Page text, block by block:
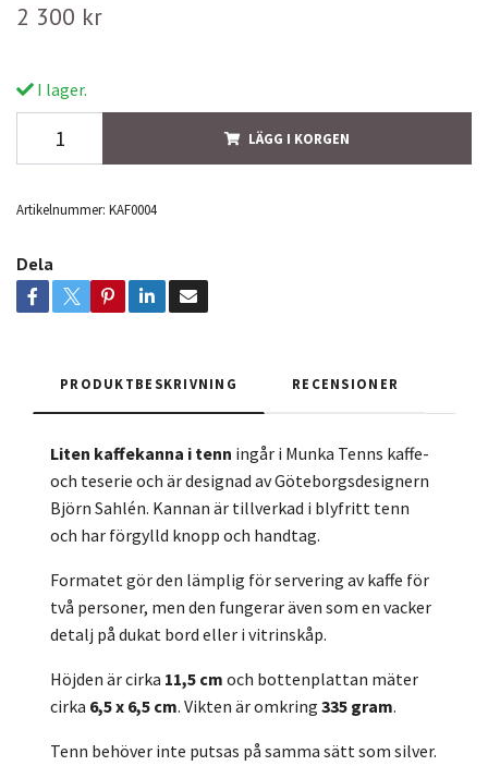
2 300 kr
I lager.
LÄGG I KORGEN
Artikelnummer: KAF0004
Dela
PRODUKTBESKRIVNING RECENSIONER
Liten kaffekanna i tenn ingår i Munka Tenns kaffe-
och teserie och är designad av Göteborgsdesignern
Björn Sahlén. Kannan är tillverkad i blyfritt tenn
och har förgylld knopp och handtag.
Formatet gör den lämplig för servering av kaffe för
två personer, men den fungerar även som en vacker
detalj på dukat bord eller i vitrinskåp.
Höjden är cirka 11,5 cm och bottenplattan mäter
cirka 6,5 x 6,5 cm. Vikten är omkring 335 gram.
Tenn behöver inte putsas på samma sätt som silver.